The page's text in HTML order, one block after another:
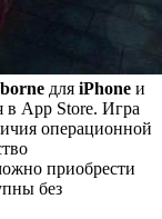
для iPhone и
в App Store. Игра
операционной
приобрести
без